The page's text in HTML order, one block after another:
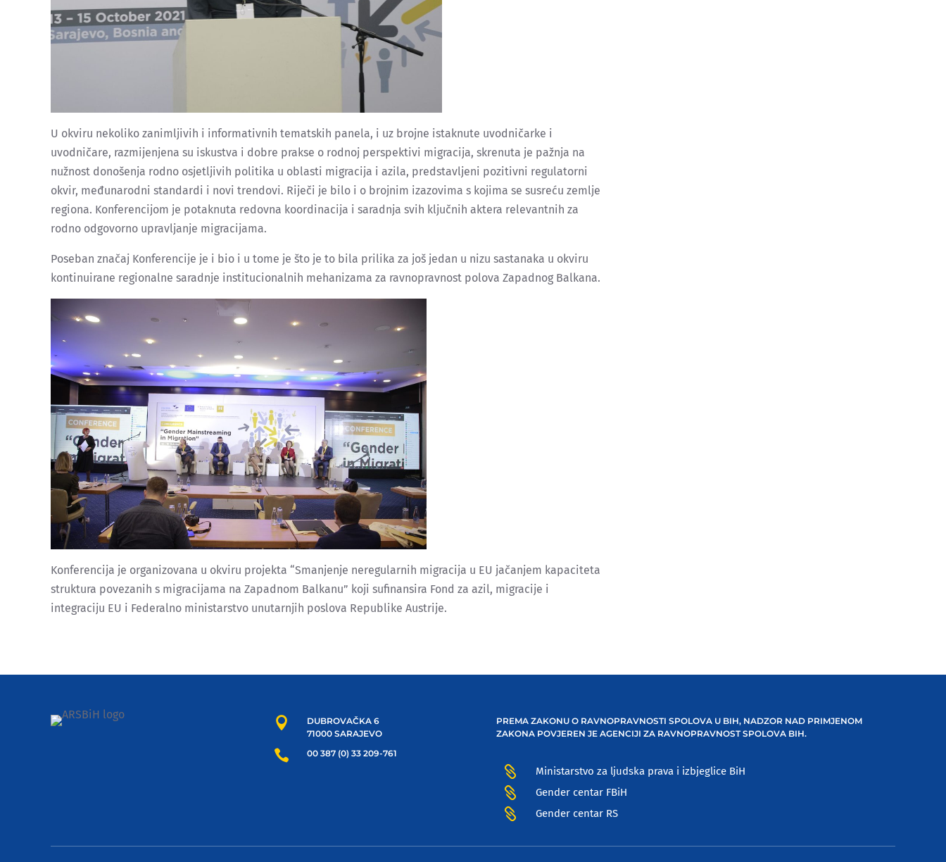
U okviru nekoliko zanimljivih i informativnih tematskih panela, i uz brojne istaknute uvodničarke i
uvodničare, razmijenjena su iskustva i dobre prakse o rodnoj perspektivi migracija, skrenuta je pažnja na
nužnost donošenja rodno osjetljivih politika u oblasti migracija i azila, predstavljeni pozitivni regulatorni
okvir, međunarodni standardi i novi trendovi. Riječi je bilo i o brojnim izazovima s kojima se susreću zemlje
regiona. Konferencijom je potaknuta redovna koordinacija i saradnja svih ključnih aktera relevantnih za
rodno odgovorno upravljanje migracijama.
Poseban značaj Konferencije je i bio i u tome je što je to bila prilika za još jedan u nizu sastanaka u okviru
kontinuirane regionalne saradnje institucionalnih mehanizama za ravnopravnost polova Zapadnog Balkana.
Konferencija je organizovana u okviru projekta “Smanjenje neregularnih migracija u EU jačanjem kapaciteta
struktura povezanih s migracijama na Zapadnom Balkanu” koji sufinansira Fond za azil, migracije i
integraciju EU i Federalno ministarstvo unutarnjih poslova Republike Austrije.

DUBROVAČKA 6
71000 SARAJEVO
 00 387 (0) 33 209-761
PREMA ZAKONU O RAVNOPRAVNOSTI SPOLOVA U BIH, NADZOR NAD PRIMJENOM
ZAKONA POVJEREN JE AGENCIJI ZA RAVNOPRAVNOST SPOLOVA BIH.
 Ministarstvo za ljudska prava i izbjeglice BiH
 Gender centar FBiH
 Gender centar RS